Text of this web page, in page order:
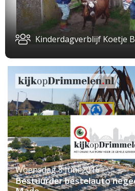
Kinderdagverblijf Koetje
Woensdag 8 Juni 2016
Bestuurder bestelauto